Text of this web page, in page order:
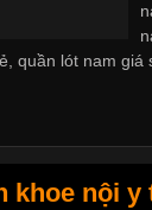
,quần lót nam giá
khoe nội